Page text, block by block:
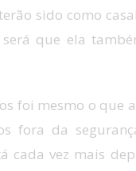
sido como
que ela
foi mesmo o que
fora da
cada vez mais